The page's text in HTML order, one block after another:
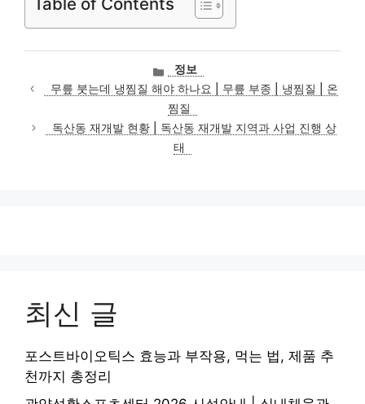
카
테
고
리
정보
무릎 붓는데 냉찜질 해야 하나요 | 무릎 부종 | 냉찜질 | 온
찜질
독산동 재개발 현황 | 독산동 재개발 지역과 사업 진행 상
태
최신 글
포스트바이오틱스 효능과 부작용, 먹는 법, 제품 추
천까지 총정리